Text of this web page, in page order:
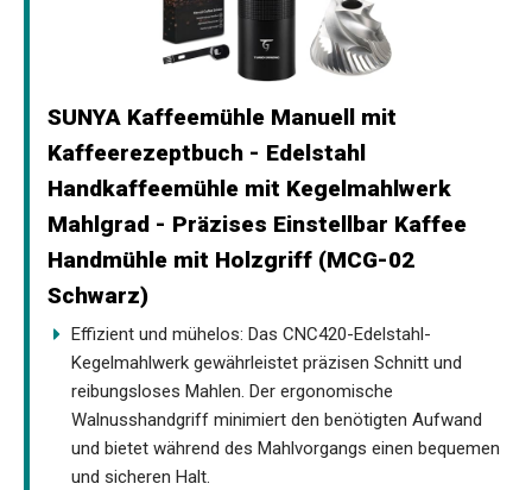
SUNYA Kaffeemühle Manuell mit
Kaffeerezeptbuch - Edelstahl
Handkaffeemühle mit Kegelmahlwerk
Mahlgrad - Präzises Einstellbar Kaffee
Handmühle mit Holzgriff (MCG-02
Schwarz)
Effizient und mühelos: Das CNC420-Edelstahl-
Kegelmahlwerk gewährleistet präzisen Schnitt und
reibungsloses Mahlen. Der ergonomische
Walnusshandgriff minimiert den benötigten Aufwand
und bietet während des Mahlvorgangs einen bequemen
und sicheren Halt.